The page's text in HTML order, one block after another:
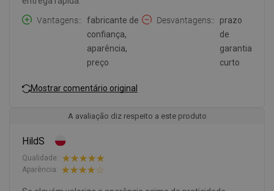
Vantagens:
fabricante de
confiança,
aparência,
preço
Desvantagens:
prazo
de
garantia
curto
Mostrar comentário original
A avaliação diz respeito a este produto
HildS
Qualidade:
Aparência: